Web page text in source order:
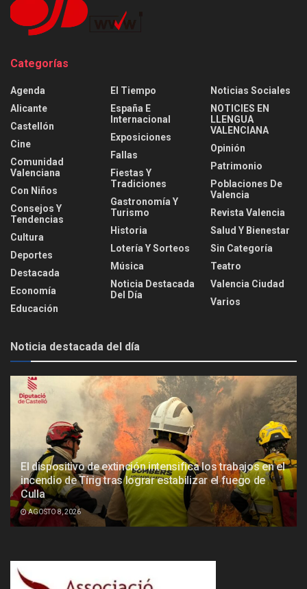
Categorías
Agenda
Alicante
Castellón
Cine
Comunidad
Valenciana
Con Niños
Consejos Y
Tendencias
Cultura
Deportes
Destacada
Economía
Educación
El Tiempo
España E
Internacional
Exposiciones
Fallas
Fiestas Y
Tradiciones
Gastronomía Y
Turismo
Historia
Lotería Y Sorteos
Música
Noticia Destacada
Del Día
Noticias Sociales
NOTICIES EN
LLENGUA
VALENCIANA
Opinión
Patrimonio
Poblaciones De
Valencia
Revista Valencia
Salud Y Bienestar
Sin Categoría
Teatro
Valencia Ciudad
Varios
Noticia destacada del día
El dispositivo de extinción intensifica los trabajos en el
incendio de Tírig tras lograr estabilizar el fuego de
Culla
AGOSTO 8, 2026